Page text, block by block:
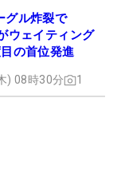
グル炸裂で
ウェイティング
の首位発進
) 08時30分 1